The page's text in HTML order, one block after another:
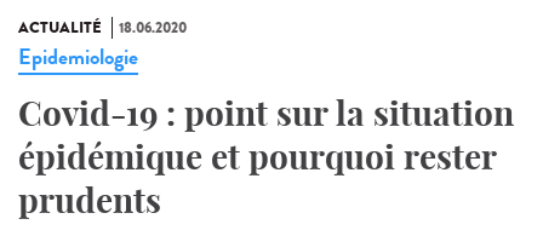
ACTUALITÉ 18.06.2020
Epidemiologie
Covid-19 : point sur la situation
épidémique et pourquoi rester
prudents